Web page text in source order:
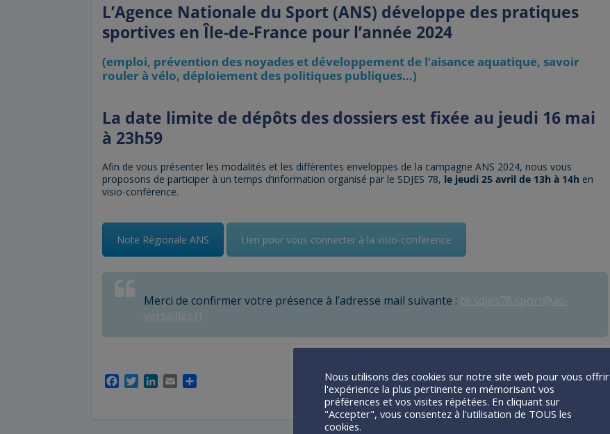
L’Agence Nationale du Sport (ANS) développe des pratiques
sportives en Île-de-France pour l’année 2024
(emploi, prévention des noyades et développement de l’aisance aquatique, savoir
rouler à vélo, déploiement des politiques publiques…)
La date limite de dépôts des dossiers est fixée au jeudi 16 mai
à 23h59
Afin de vous présenter les modalités et les différentes enveloppes de la campagne ANS 2024, nous vous
proposons de participer à un temps d’information organisé par le SDJES 78, le jeudi 25 avril de 13h à 14h en
visio-conférence.
Note Régionale ANS Lien pour vous connecter à la visio-conférence
Merci de confirmer votre présence à l’adresse mail suivante : ce.sdjes78.sport@ac-
versailles.fr
T
E
Nous utilisons des cookies sur notre site web pour vous offrir
l'expérience la plus pertinente en mémorisant vos
préférences et vos visites répétées. En cliquant sur
"Accepter", vous consentez à l'utilisation de TOUS les
cookies.